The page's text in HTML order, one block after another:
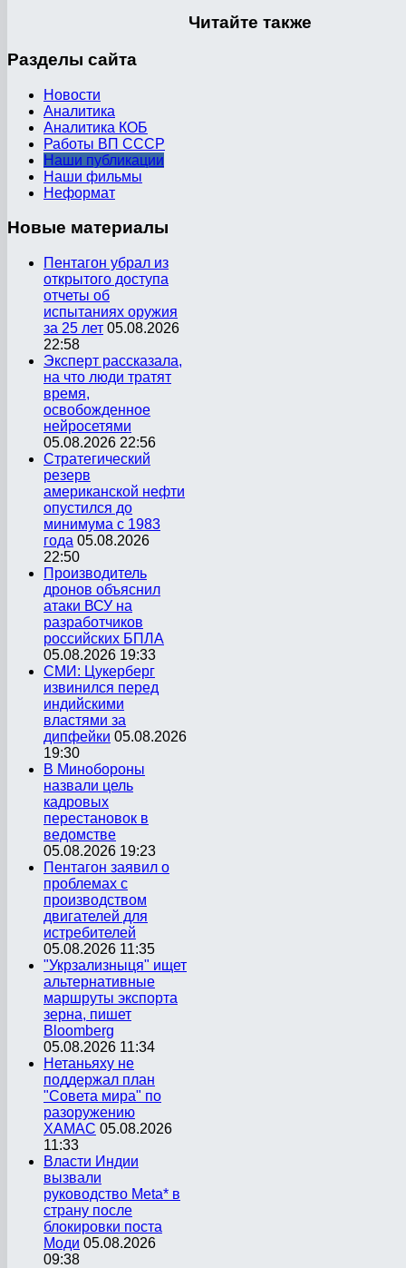
Читайте также
Разделы сайта
Новости
Аналитика
Аналитика КОБ
Работы ВП СССР
Наши публикации
Наши фильмы
Неформат
Новые материалы
Пентагон убрал из
открытого доступа
отчеты об
испытаниях оружия
за 25 лет 05.08.2026
22:58
Эксперт рассказала,
на что люди тратят
время,
освобожденное
нейросетями
05.08.2026 22:56
Стратегический
резерв
американской нефти
опустился до
минимума с 1983
года 05.08.2026
22:50
Производитель
дронов объяснил
атаки ВСУ на
разработчиков
российских БПЛА
05.08.2026 19:33
СМИ: Цукерберг
извинился перед
индийскими
властями за
дипфейки 05.08.2026
19:30
В Минобороны
назвали цель
кадровых
перестановок в
ведомстве
05.08.2026 19:23
Пентагон заявил о
проблемах с
производством
двигателей для
истребителей
05.08.2026 11:35
"Укрзализныця" ищет
альтернативные
маршруты экспорта
зерна, пишет
Bloomberg
05.08.2026 11:34
Нетаньяху не
поддержал план
"Совета мира" по
разоружению
ХАМАС 05.08.2026
11:33
Власти Индии
вызвали
руководство Meta* в
страну после
блокировки поста
Моди 05.08.2026
09:38